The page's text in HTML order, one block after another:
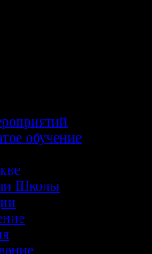
обучение
Школы